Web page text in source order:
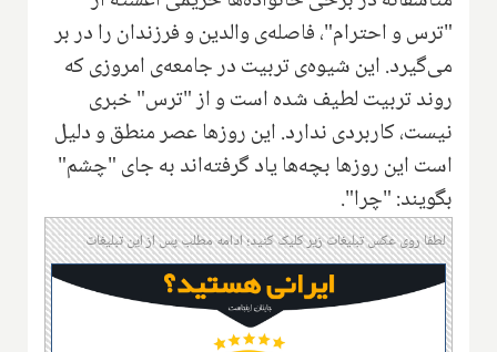
"ترس و احترام"، فاصله‌ی والدین و فرزندان را در بر
می‌گیرد. این شیوه‌ی تربیت در جامعه‌ی امروزی که
روند تربیت لطیف شده است و از "ترس" خبری
نیست، کاربردی ندارد. این روزها عصر منطق و دلیل
است این روزها بچه‌ها یاد گرفته‌اند به جای "چشم"
بگویند‌: "چرا".
لطفا روی عکس تبلیغات زیر کلیک کنید؛ ادامه مطلب پس از این تبلیغات